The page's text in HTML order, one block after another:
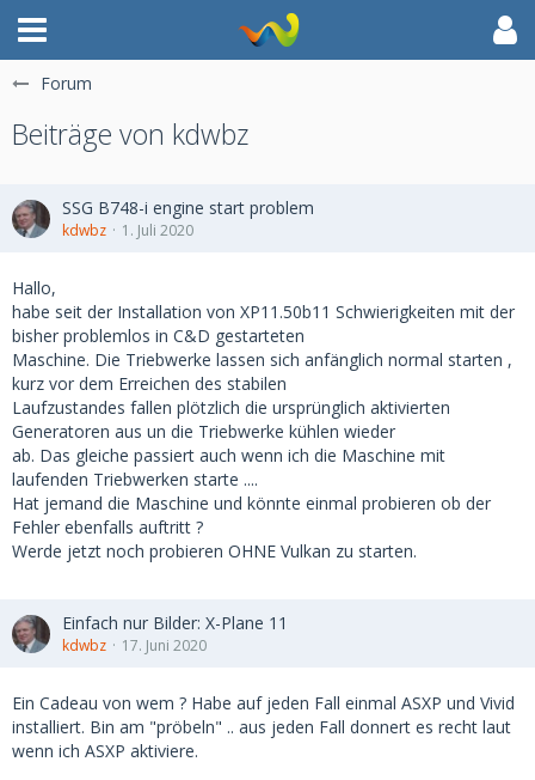
Forum
Beiträge von kdwbz
SSG B748-i engine start problem
kdwbz 1. Juli 2020
Hallo,
habe seit der Installation von XP11.50b11 Schwierigkeiten mit der
bisher problemlos in C&D gestarteten
Maschine. Die Triebwerke lassen sich anfänglich normal starten ,
kurz vor dem Erreichen des stabilen
Laufzustandes fallen plötzlich die ursprünglich aktivierten
Generatoren aus un die Triebwerke kühlen wieder
ab. Das gleiche passiert auch wenn ich die Maschine mit
laufenden Triebwerken starte ....
Hat jemand die Maschine und könnte einmal probieren ob der
Fehler ebenfalls auftritt ?
Werde jetzt noch probieren OHNE Vulkan zu starten.
Einfach nur Bilder: X-Plane 11
kdwbz 17. Juni 2020
Ein Cadeau von wem ? Habe auf jeden Fall einmal ASXP und Vivid
installiert. Bin am "pröbeln" .. aus jeden Fall donnert es recht laut
wenn ich ASXP aktiviere.